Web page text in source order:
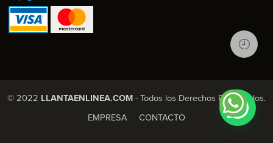
© 2022 LLANTAENLINEA.COM - Todos los Derechos Reservados.
EMPRESA
CONTACTO